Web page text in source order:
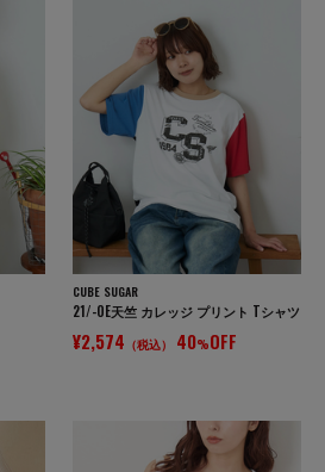
CUBE SUGAR
21/-OE天竺 カレッジ プリント Tシャツ
¥2,574 （税込） 40%OFF